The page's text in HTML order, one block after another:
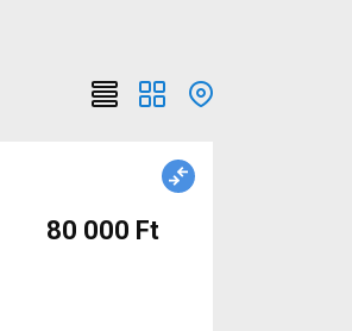
80 000 Ft